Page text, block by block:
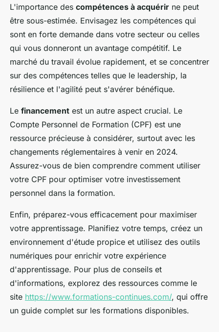
L'importance des compétences à acquérir ne peut
être sous-estimée. Envisagez les compétences qui
sont en forte demande dans votre secteur ou celles
qui vous donneront un avantage compétitif. Le
marché du travail évolue rapidement, et se concentrer
sur des compétences telles que le leadership, la
résilience et l'agilité peut s'avérer bénéfique.
Le financement est un autre aspect crucial. Le
Compte Personnel de Formation (CPF) est une
ressource précieuse à considérer, surtout avec les
changements réglementaires à venir en 2024.
Assurez-vous de bien comprendre comment utiliser
votre CPF pour optimiser votre investissement
personnel dans la formation.
Enfin, préparez-vous efficacement pour maximiser
votre apprentissage. Planifiez votre temps, créez un
environnement d'étude propice et utilisez des outils
numériques pour enrichir votre expérience
d'apprentissage. Pour plus de conseils et
d'informations, explorez des ressources comme le
site https://www.formations-continues.com/, qui offre
un guide complet sur les formations disponibles.